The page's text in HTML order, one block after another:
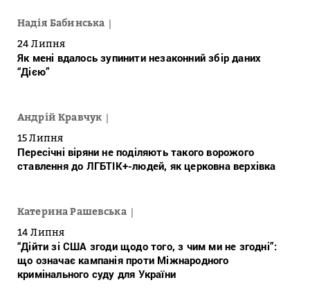
Надія Бабинська
24 Липня
Як мені вдалось зупинити незаконний збір даних
“Дією”
Андрій Кравчук
15 Липня
Пересічні віряни не поділяють такого ворожого
ставлення до ЛГБТІК+-людей, як церковна верхівка
Катерина Рашевська
14 Липня
“Дійти зі США згоди щодо того, з чим ми не згодні”:
що означає кампанія проти Міжнародного
кримінального суду для України